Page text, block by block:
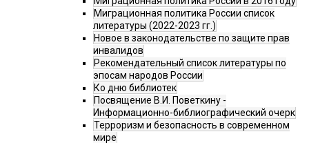
Миграционная политика России список
литературы (2022-2023 гг.)
Новое в законодательстве по защите прав
инвалидов
Рекомендательный список литературы по
эпосам народов России
Ко дню библиотек
Посвящение В.И. Поветкину -
Информационно-библиографический очерк
Терроризм и безопасность в современном
мире